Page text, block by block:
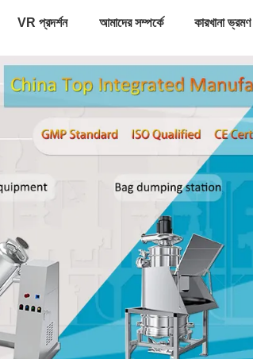
VR প্রদর্শন আমাদের সম্পর্কে কারখানা ভ্রমণ